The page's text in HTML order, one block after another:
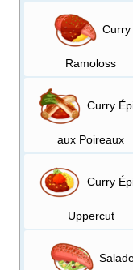
Curry
Ramoloss
Curry
aux Poireaux
Curry
Uppercut